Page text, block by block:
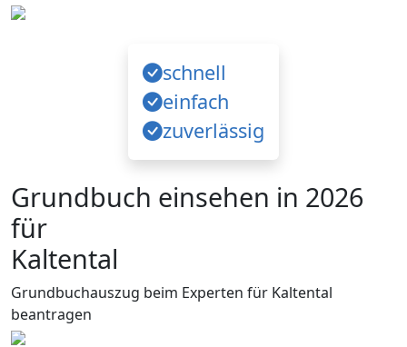
schnell
einfach
zuverlässig
Grundbuch einsehen in 2026
für
Kaltental
Grundbuchauszug beim Experten für Kaltental
beantragen